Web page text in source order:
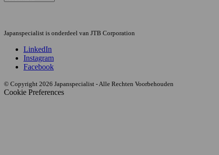
Japanspecialist is onderdeel van JTB Corporation
LinkedIn
Instagram
Facebook
© Copyright 2026 Japanspecialist - Alle Rechten Voorbehouden
Cookie Preferences